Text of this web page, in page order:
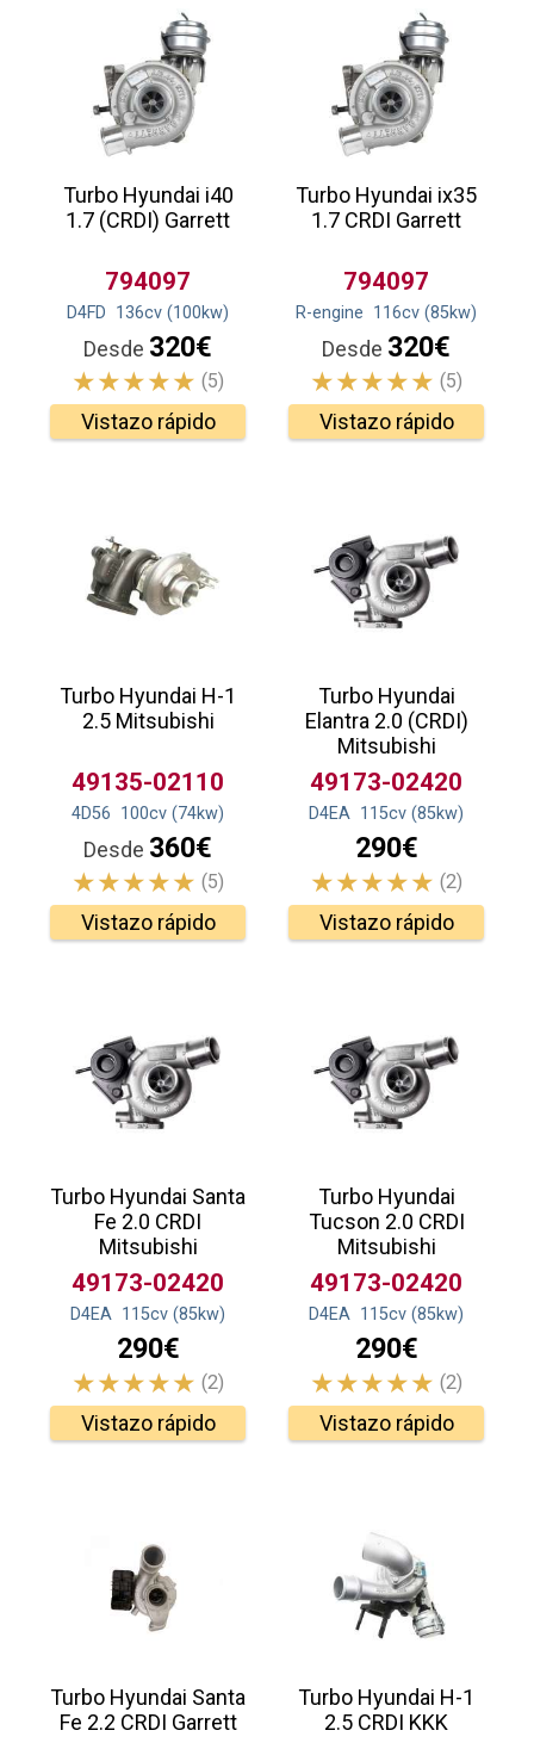
Turbo Hyundai i40
1.7 (CRDI) Garrett
794097
D4FD 136cv (100kw)
Desde 320€
(5)
Vistazo rápido
Turbo Hyundai ix35
1.7 CRDI Garrett
794097
R-engine 116cv (85kw)
Desde 320€
(5)
Vistazo rápido
Turbo Hyundai H-1
2.5 Mitsubishi
49135-02110
4D56 100cv (74kw)
Desde 360€
(5)
Vistazo rápido
Turbo Hyundai
Elantra 2.0 (CRDI)
Mitsubishi
49173-02420
D4EA 115cv (85kw)
290€
(2)
Vistazo rápido
Turbo Hyundai Santa
Fe 2.0 CRDI
Mitsubishi
49173-02420
D4EA 115cv (85kw)
290€
(2)
Vistazo rápido
Turbo Hyundai
Tucson 2.0 CRDI
Mitsubishi
49173-02420
D4EA 115cv (85kw)
290€
(2)
Vistazo rápido
Turbo Hyundai Santa
Fe 2.2 CRDI Garrett
Turbo Hyundai H-1
2.5 CRDI KKK